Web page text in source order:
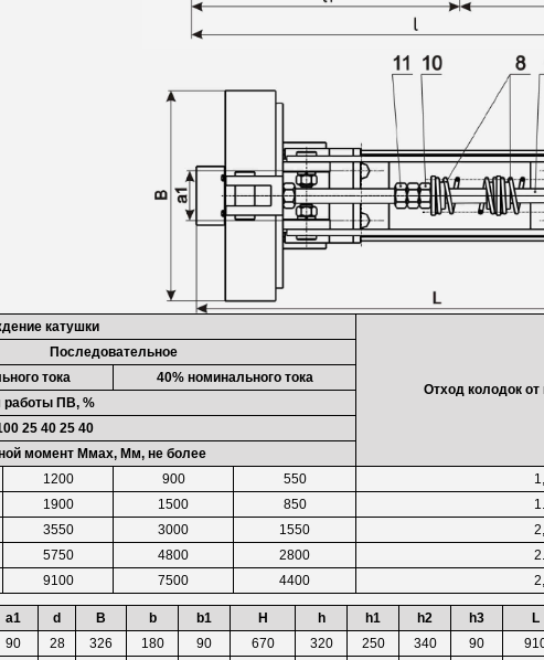
катушки
Отход колодок
Последовательное
тока
40% номинального тока
работы ПВ, %
25 40 25 40
момент Ммах, Мм, не более
1200 900 550
1900 1500 850
3550 3000 1550
5750 4800 2800
9100 7500 4400
a1 d В b b1 Н h h1 h2 h3 L
90 28 326 180 90 670 320 250 340 90